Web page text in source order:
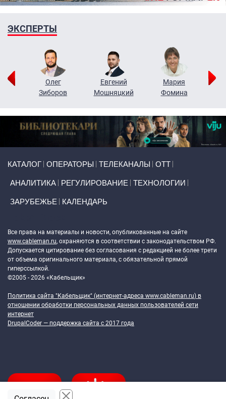
ЭКСПЕРТЫ
Олег
Зиборов
Евгений
Мошняцкий
Мария
Фомина
КАТАЛОГ ОПЕРАТОРЫ ТЕЛЕКАНАЛЫ ОТТ
АНАЛИТИКА РЕГУЛИРОВАНИЕ ТЕХНОЛОГИИ
ЗАРУБЕЖЬЕ КАЛЕНДАРЬ
Все права на материалы и новости, опубликованные на сайте
www.cableman.ru, охраняются в соответствии с законодательством РФ.
Допускается цитирование без согласования с редакцией не более трети
от объема оригинального материала, с обязательной прямой
гиперссылкой.
©2005 - 2026 «Кабельщик»
Политика сайта "Кабельщик" (интернет-адреса www.cableman.ru) в
отношении обработки персональных данных пользователей сети
интернет
DrupalCoder — поддержка сайта c 2017 года